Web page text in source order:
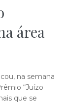
área
na semana
“Juízo
que se